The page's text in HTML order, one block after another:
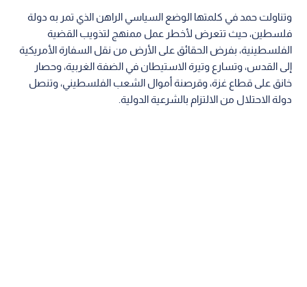
وتناولت حمد في كلمتها الوضع السياسي الراهن الذي تمر به دولة
فلسطين، حيث تتعرض لأخطر عمل ممنهج لتذويب القضية
الفلسطينية، بفرض الحقائق على الأرض من نقل السفارة الأمريكية
إلى القدس، وتسارع وتيرة الاستيطان في الضفة الغربية، وحصار
خانق على قطاع غزة، وقرصنة أموال الشعب الفلسطيني، وتنصل
دولة الاحتلال من الالتزام بالشرعية الدولية.